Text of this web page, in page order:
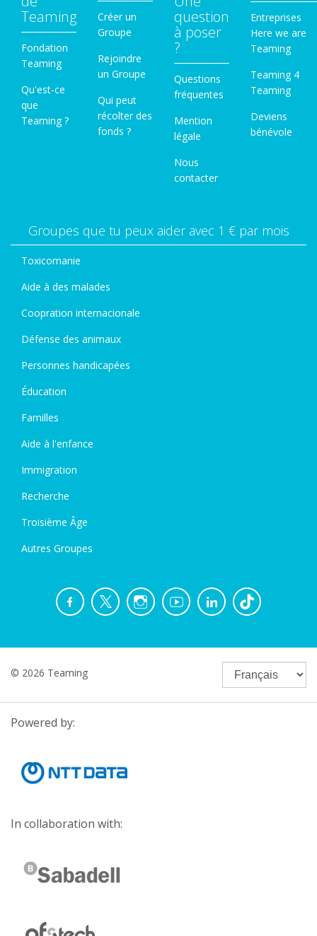
Teaming
Fondation
Teaming
Qu'est-ce
que
Teaming ?
Créer un
Groupe
Rejoindre
un Groupe
Qui peut
récolter des
fonds ?
question
à poser
?
Questions
fréquentes
Mention
légale
Nous
contacter
Entreprises
Here we are
Teaming
Teaming 4
Teaming
Deviens
bénévole
Groupes que tu peux aider avec 1 € par mois
Toxicomanie
Aide à des malades
Coopration internacionale
Défense des animaux
Personnes handicapées
Éducation
Familles
Aide à l'enfance
Immigration
Recherche
Troisième Âge
Autres Groupes
© 2026 Teaming
Powered by:
In collaboration with: